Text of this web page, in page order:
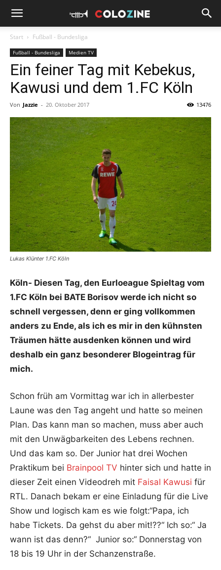
Start Fußball - Bundesliga
Fußball - Bundesliga Medien TV
Ein feiner Tag mit Kebekus,
Kawusi und dem 1.FC Köln
Von Jazzie - 20. Oktober 2017 13476
Lukas Klünter 1.FC Köln
Köln- Diesen Tag, den Eurloeague Spieltag vom
1.FC Köln bei BATE Borisov werde ich nicht so
schnell vergessen, denn er ging vollkommen
anders zu Ende, als ich es mir in den kühnsten
Träumen hätte ausdenken können und wird
deshalb ein ganz besonderer Blogeintrag für
mich.
Schon früh am Vormittag war ich in allerbester
Laune was den Tag angeht und hatte so meinen
Plan. Das kann man so machen, muss aber auch
mit den Unwägbarkeiten des Lebens rechnen.
Und das kam so. Der Junior hat drei Wochen
Praktikum bei Brainpool TV hinter sich und hatte in
dieser Zeit einen Videodreh mit Faisal Kawusi für
RTL. Danach bekam er eine Einladung für die Live
Show und logisch kam es wie folgt:“Papa, ich
habe Tickets. Da gehst du aber mit!??“ Ich so:“ Ja
wann ist das denn?“ Junior so:“ Donnerstag von
18 bis 19 Uhr in der Schanzenstraße.